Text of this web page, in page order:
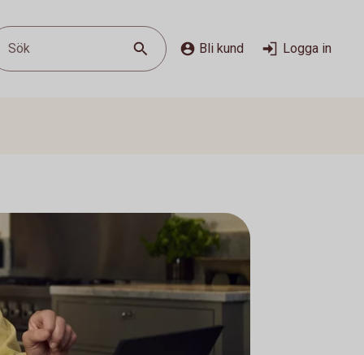
Sök Bli kund Logga in